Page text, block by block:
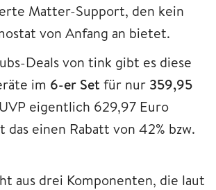
Matter-Support, den kein
von Anfang an bietet.
Deals von tink gibt es diese
im 6-er Set für nur 359,95
eigentlich 629,97 Euro
einen Rabatt von 42% bzw.
aus drei Komponenten, die laut